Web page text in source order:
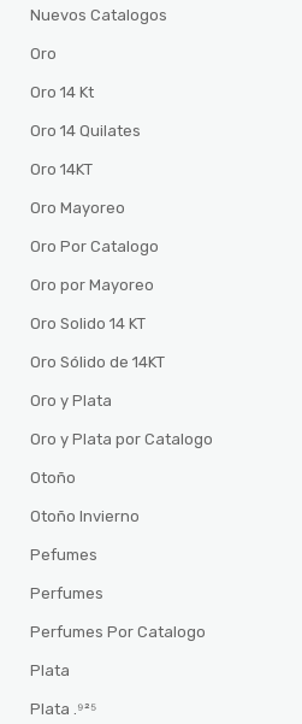
Nuevos Catalogos
Oro
Oro 14 Kt
Oro 14 Quilates
Oro 14KT
Oro Mayoreo
Oro Por Catalogo
Oro por Mayoreo
Oro Solido 14 KT
Oro Sólido de 14KT
Oro y Plata
Oro y Plata por Catalogo
Otoño
Otoño Invierno
Pefumes
Perfumes
Perfumes Por Catalogo
Plata
Plata .⁹²⁵